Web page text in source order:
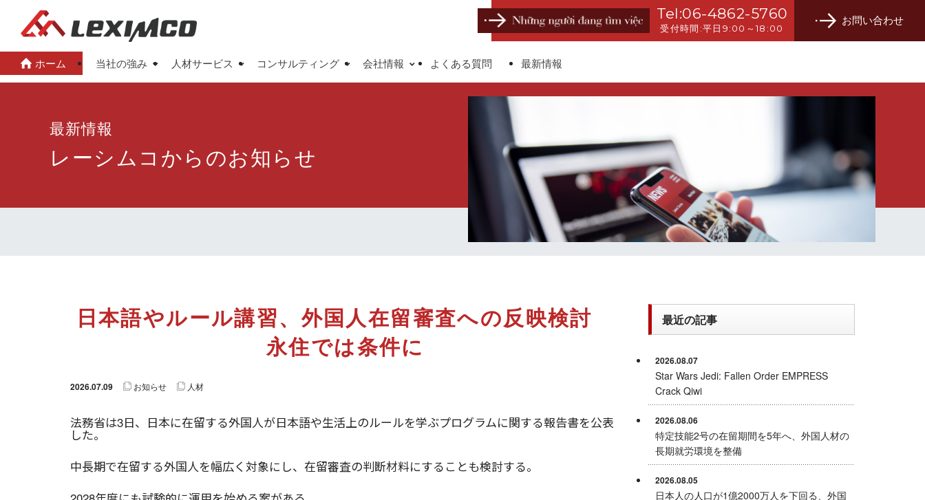
ホーム 当社の強み 人材サービス コンサルティング 会社情報 よくある質問 最新情報
Tel:06-4862-5760
受付時間:平日9:00～18:00
お問い合わせ
最新情報
レーシムコからのお知らせ
日本語やルール講習、外国人在留審査への反映検討
永住では条件に
2026.07.09 お知らせ 人材
法務省は3日、日本に在留する外国人が日本語や生活上のルールを学ぶプログラムに関する報告書を公表
した。
中長期で在留する外国人を幅広く対象にし、在留審査の判断材料にすることも検討する。
最近の記事
2026.08.07
Star Wars Jedi: Fallen Order EMPRESS
Crack Qiwi
2026.08.06
特定技能2号の在留期間を5年へ、外国人材の
長期就労環境を整備
2026.08.05
日本人の人口が1億2000万人を下回る、外国